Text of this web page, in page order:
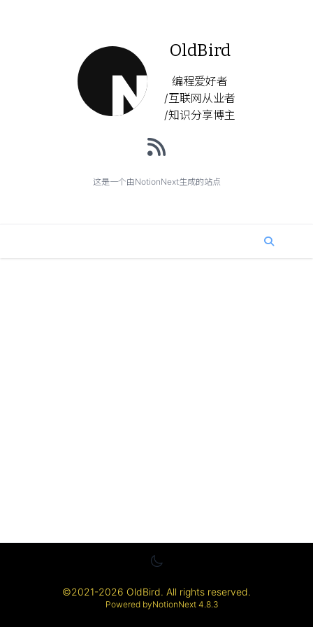
OldBird
编程爱好者
/互联网从业者
/知识分享博主
这是一个由NotionNext生成的站点
©2021-2026 OldBird. All rights reserved.
Powered byNotionNext 4.8.3